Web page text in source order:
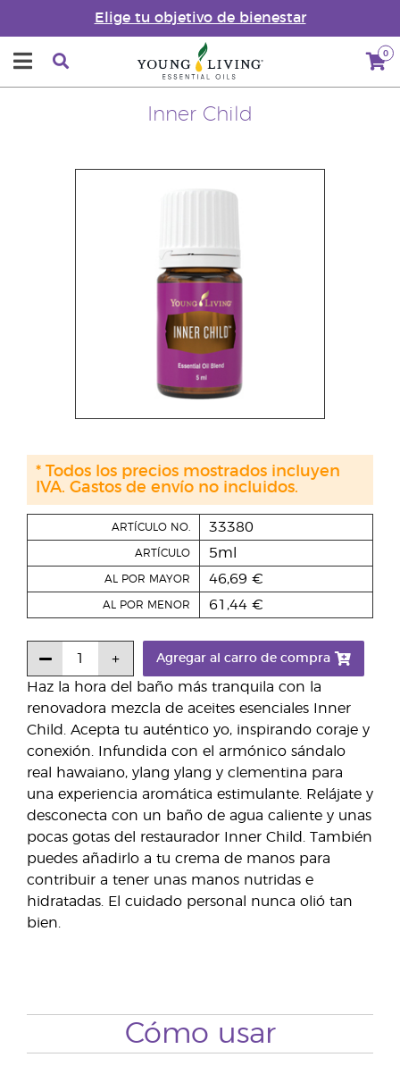
Elige tu objetivo de bienestar
0
Inner Child
Haz la hora del baño más tranquila con la
renovadora mezcla de aceites esenciales Inner
Child. Acepta tu auténtico yo, inspirando coraje y
conexión. Infundida con el armónico sándalo
real hawaiano, ylang ylang y clementina para
una experiencia aromática estimulante. Relájate y
desconecta con un baño de agua caliente y unas
pocas gotas del restaurador Inner Child. También
puedes añadirlo a tu crema de manos para
contribuir a tener unas manos nutridas e
hidratadas. El cuidado personal nunca olió tan
bien.
ARTÍCULO NO. 33380
ARTÍCULO 5ml
AL POR MAYOR 46,69 €
AL POR MENOR 61,44 €
Agregar al carro de compra
* Todos los precios mostrados incluyen
IVA. Gastos de envío no incluidos.
Cómo usar